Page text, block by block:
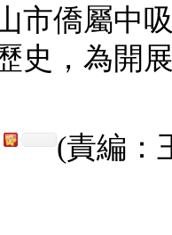
市僑屬中
史，為開
(責編：